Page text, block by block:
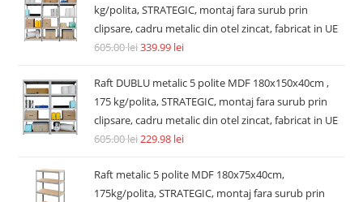
kg/polita, STRATEGIC, montaj fara surub prin
clipsare, cadru metalic din otel zincat, fabricat in UE
605.00lei339.99 lei
Raft DUBLU metalic 5 polite MDF 180x150x40cm ,
175 kg/polita, STRATEGIC, montaj fara surub prin
clipsare, cadru metalic din otel zincat, fabricat in UE
605.00lei229.98 lei
Raft metalic 5 polite MDF 180x75x40cm,
175kg/polita, STRATEGIC, montaj fara surub prin